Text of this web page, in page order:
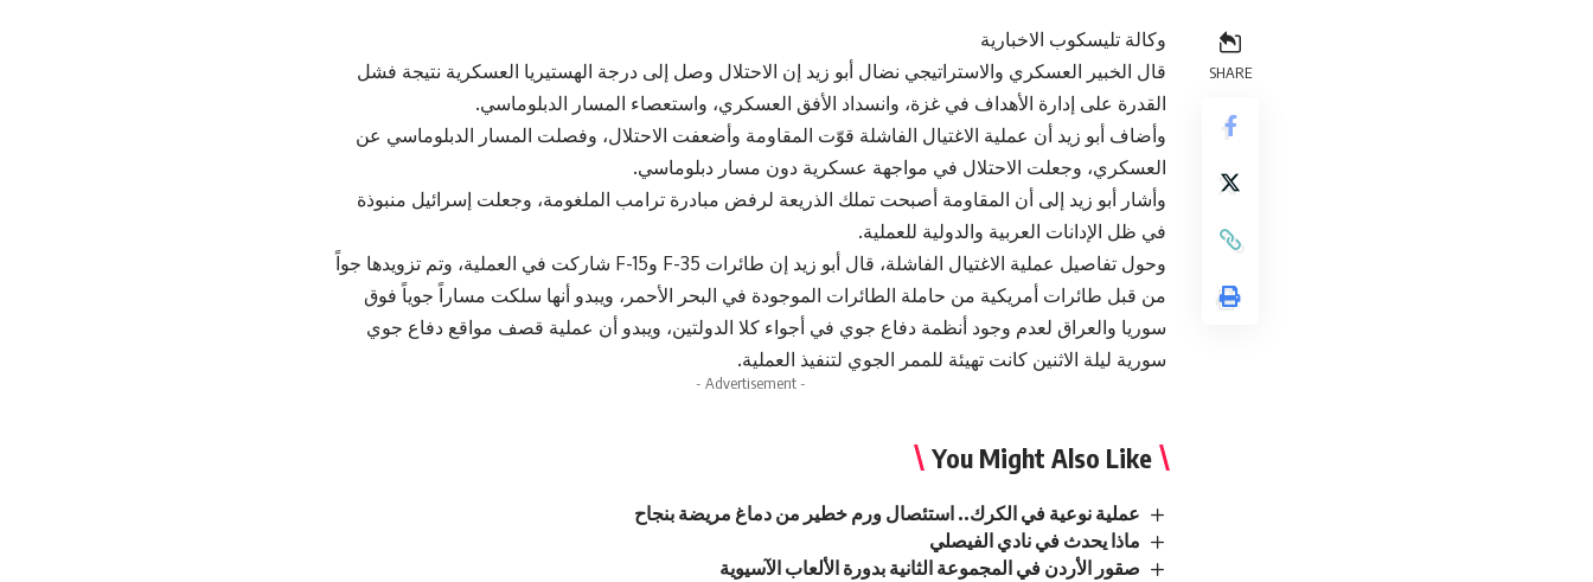
SHARE
وكالة تليسكوب الاخبارية
قال الخبير العسكري والاستراتيجي نضال أبو زيد إن الاحتلال وصل إلى درجة الهستيريا العسكرية نتيجة فشل
القدرة على إدارة الأهداف في غزة، وانسداد الأفق العسكري، واستعصاء المسار الدبلوماسي.
وأضاف أبو زيد أن عملية الاغتيال الفاشلة قوّت المقاومة وأضعفت الاحتلال، وفصلت المسار الدبلوماسي عن
العسكري، وجعلت الاحتلال في مواجهة عسكرية دون مسار دبلوماسي.
وأشار أبو زيد إلى أن المقاومة أصبحت تملك الذريعة لرفض مبادرة ترامب الملغومة، وجعلت إسرائيل منبوذة
في ظل الإدانات العربية والدولية للعملية.
وحول تفاصيل عملية الاغتيال الفاشلة، قال أبو زيد إن طائرات F-35 وF-15 شاركت في العملية، وتم تزويدها جواً
من قبل طائرات أمريكية من حاملة الطائرات الموجودة في البحر الأحمر، ويبدو أنها سلكت مساراً جوياً فوق
سوريا والعراق لعدم وجود أنظمة دفاع جوي في أجواء كلا الدولتين، ويبدو أن عملية قصف مواقع دفاع جوي
سورية ليلة الاثنين كانت تهيئة للممر الجوي لتنفيذ العملية.
- Advertisement -
You Might Also Like
عملية نوعية في الكرك.. استئصال ورم خطير من دماغ مريضة بنجاح
ماذا يحدث في نادي الفيصلي
صقور الأردن في المجموعة الثانية بدورة الألعاب الآسيوية